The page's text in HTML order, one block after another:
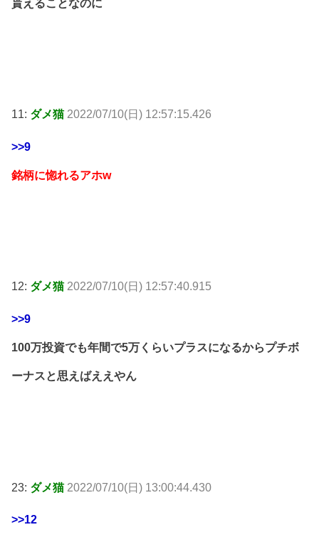
貰えることなのに
11: ダメ猫 2022/07/10(日) 12:57:15.426
>>9
銘柄に惚れるアホw
12: ダメ猫 2022/07/10(日) 12:57:40.915
>>9
100万投資でも年間で5万くらいプラスになるからプチボ
ーナスと思えばええやん
23: ダメ猫 2022/07/10(日) 13:00:44.430
>>12